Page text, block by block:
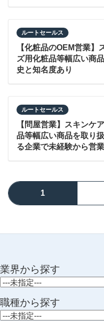
ルートセールス
【化粧品のOEM営業
ズ用化粧品等幅広い商
史と知名度あり
ルートセールス
【問屋営業】スキンケ
品等幅広い商品を取り
る企業で未経験から営
1
業界から探す
職種から探す